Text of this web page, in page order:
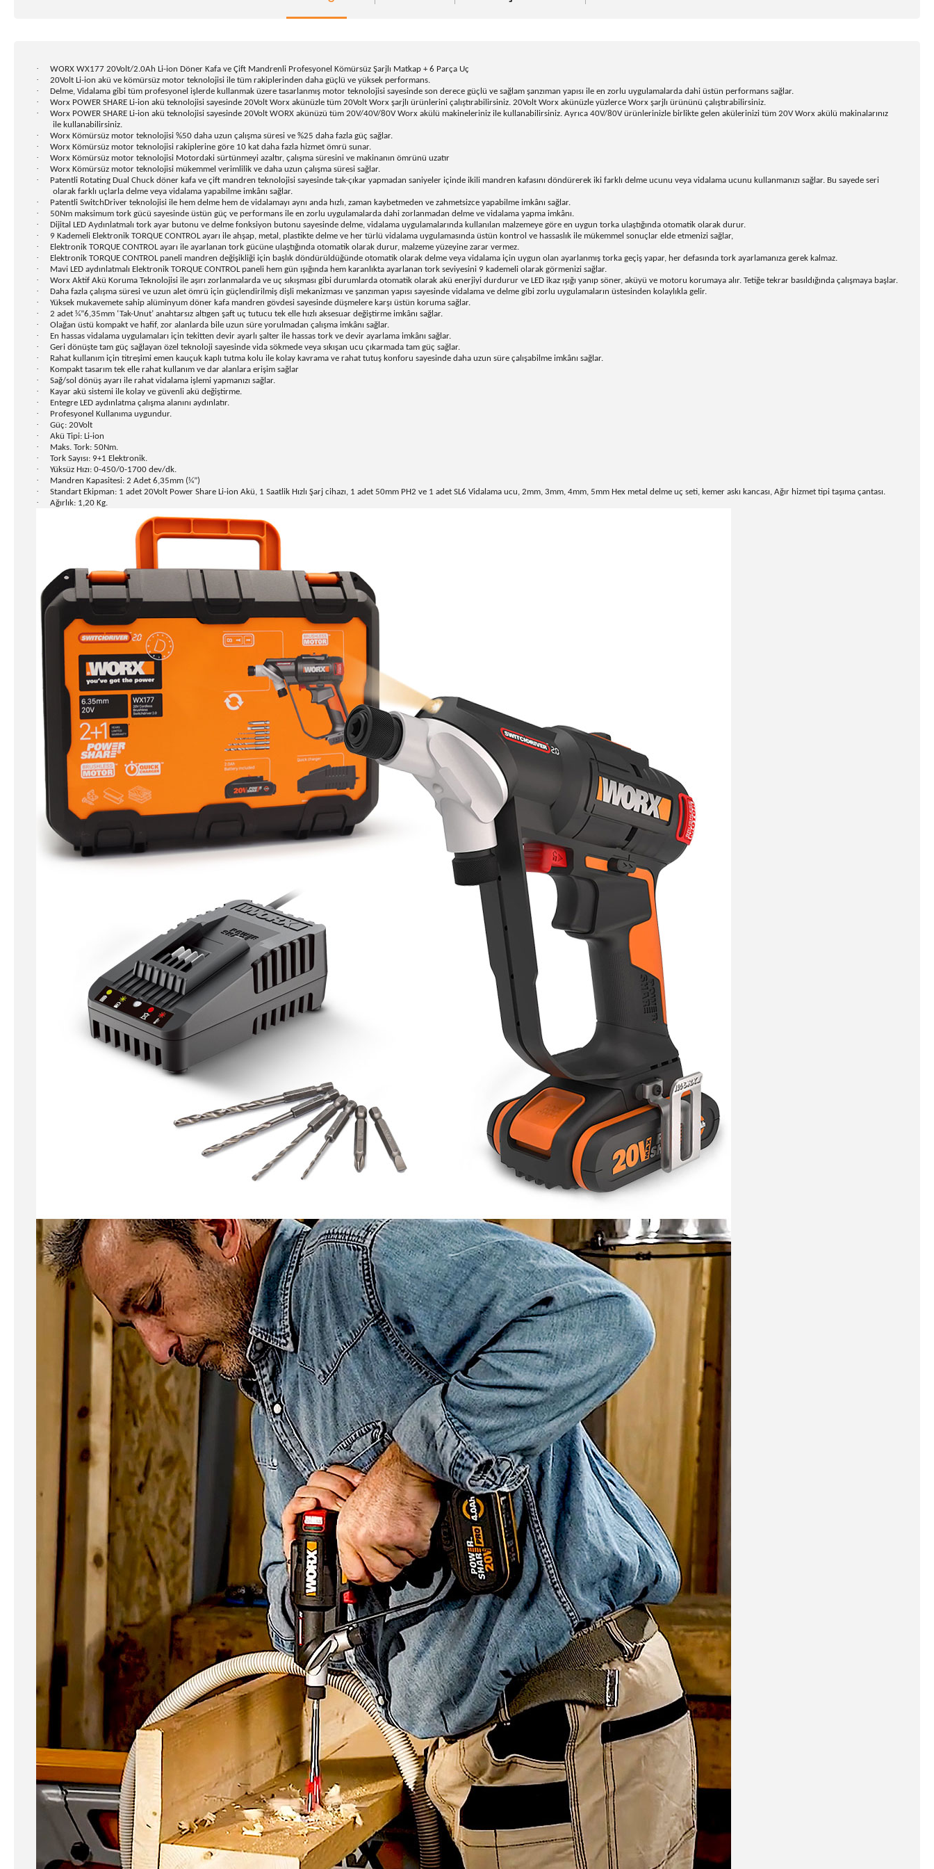
· WORX WX177 20Volt/2.0Ah Li-ion Döner Kafa ve Çift Mandrenli Profesyonel Kömürsüz Şarjlı Matkap + 6 Parça Uç
· 20Volt Li-ion akü ve kömürsüz motor teknolojisi ile tüm rakiplerinden daha güçlü ve yüksek performans.
· Delme, Vidalama gibi tüm profesyonel işlerde kullanmak üzere tasarlanmış motor teknolojisi sayesinde son derece güçlü ve sağlam şanzıman yapısı ile en zorlu uygulamalarda dahi üstün performans sağlar.
· Worx POWER SHARE Li-ion akü teknolojisi sayesinde 20Volt Worx akünüzle tüm 20Volt Worx şarjlı ürünlerini çalıştırabilirsiniz. 20Volt Worx akünüzle yüzlerce Worx şarjlı ürününü çalıştırabilirsiniz.
·
Worx POWER SHARE Li-ion akü teknolojisi sayesinde 20Volt WORX akünüzü tüm 20V/40V/80V Worx akülü makineleriniz ile kullanabilirsiniz. Ayrıca 40V/80V ürünlerinizle birlikte gelen akülerinizi tüm 20V Worx akülü makinalarınız
ile kullanabilirsiniz.
· Worx Kömürsüz motor teknolojisi %50 daha uzun çalışma süresi ve %25 daha fazla güç sağlar.
· Worx Kömürsüz motor teknolojisi rakiplerine göre 10 kat daha fazla hizmet ömrü sunar.
· Worx Kömürsüz motor teknolojisi Motordaki sürtünmeyi azaltır, çalışma süresini ve makinanın ömrünü uzatır
· Worx Kömürsüz motor teknolojisi mükemmel verimlilik ve daha uzun çalışma süresi sağlar.
·
Patentli Rotating Dual Chuck döner kafa ve çift mandren teknolojisi sayesinde tak-çıkar yapmadan saniyeler içinde ikili mandren kafasını döndürerek iki farklı delme ucunu veya vidalama ucunu kullanmanızı sağlar. Bu sayede seri
olarak farklı uçlarla delme veya vidalama yapabilme imkânı sağlar.
· Patentli SwitchDriver teknolojisi ile hem delme hem de vidalamayı aynı anda hızlı, zaman kaybetmeden ve zahmetsizce yapabilme imkânı sağlar.
· 50Nm maksimum tork gücü sayesinde üstün güç ve performans ile en zorlu uygulamalarda dahi zorlanmadan delme ve vidalama yapma imkânı.
· Dijital LED Aydınlatmalı tork ayar butonu ve delme fonksiyon butonu sayesinde delme, vidalama uygulamalarında kullanılan malzemeye göre en uygun torka ulaştığında otomatik olarak durur.
· 9 Kademeli Elektronik TORQUE CONTROL ayarı ile ahşap, metal, plastikte delme ve her türlü vidalama uygulamasında üstün kontrol ve hassaslık ile mükemmel sonuçlar elde etmenizi sağlar,
· Elektronik TORQUE CONTROL ayarı ile ayarlanan tork gücüne ulaştığında otomatik olarak durur, malzeme yüzeyine zarar vermez.
· Elektronik TORQUE CONTROL paneli mandren değişikliği için başlık döndürüldüğünde otomatik olarak delme veya vidalama için uygun olan ayarlanmış torka geçiş yapar, her defasında tork ayarlamanıza gerek kalmaz.
· Mavi LED aydınlatmalı Elektronik TORQUE CONTROL paneli hem gün ışığında hem karanlıkta ayarlanan tork seviyesini 9 kademeli olarak görmenizi sağlar.
· Worx Aktif Akü Koruma Teknolojisi ile aşırı zorlanmalarda ve uç sıkışması gibi durumlarda otomatik olarak akü enerjiyi durdurur ve LED ikaz ışığı yanıp söner, aküyü ve motoru korumaya alır. Tetiğe tekrar basıldığında çalışmaya başlar.
· Daha fazla çalışma süresi ve uzun alet ömrü için güçlendirilmiş dişli mekanizması ve şanzıman yapısı sayesinde vidalama ve delme gibi zorlu uygulamaların üstesinden kolaylıkla gelir.
· Yüksek mukavemete sahip alüminyum döner kafa mandren gövdesi sayesinde düşmelere karşı üstün koruma sağlar.
· 2 adet ¼”6,35mm ‘Tak-Unut’ anahtarsız altıgen şaft uç tutucu tek elle hızlı aksesuar değiştirme imkânı sağlar.
· Olağan üstü kompakt ve hafif, zor alanlarda bile uzun süre yorulmadan çalışma imkânı sağlar.
· En hassas vidalama uygulamaları için tekitten devir ayarlı şalter ile hassas tork ve devir ayarlama imkânı sağlar.
· Geri dönüşte tam güç sağlayan özel teknoloji sayesinde vida sökmede veya sıkışan ucu çıkarmada tam güç sağlar.
· Rahat kullanım için titreşimi emen kauçuk kaplı tutma kolu ile kolay kavrama ve rahat tutuş konforu sayesinde daha uzun süre çalışabilme imkânı sağlar.
· Kompakt tasarım tek elle rahat kullanım ve dar alanlara erişim sağlar
· Sağ/sol dönüş ayarı ile rahat vidalama işlemi yapmanızı sağlar.
· Kayar akü sistemi ile kolay ve güvenli akü değiştirme.
· Entegre LED aydınlatma çalışma alanını aydınlatır.
· Profesyonel Kullanıma uygundur.
· Güç: 20Volt
· Akü Tipi: Li-ion
· Maks. Tork: 50Nm.
· Tork Sayısı: 9+1 Elektronik.
· Yüksüz Hızı: 0-450/0-1700 dev/dk.
· Mandren Kapasitesi: 2 Adet 6,35mm (¼”)
· Standart Ekipman: 1 adet 20Volt Power Share Li-ion Akü, 1 Saatlik Hızlı Şarj cihazı, 1 adet 50mm PH2 ve 1 adet SL6 Vidalama ucu, 2mm, 3mm, 4mm, 5mm Hex metal delme uç seti, kemer askı kancası, Ağır hizmet tipi taşıma çantası.
· Ağırlık: 1,20 Kg.